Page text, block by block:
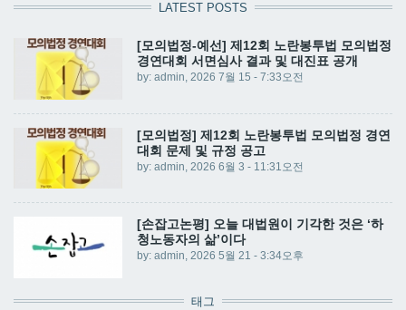
LATEST POSTS
[모의법정-예선] 제12회 노란봉투법 모의법정
경연대회 서면심사 결과 및 대진표 공개
by: admin, 2026 7월 15 - 7:33오전
[모의법정] 제12회 노란봉투법 모의법정 경연
대회 문제 및 규정 공고
by: admin, 2026 6월 3 - 11:31오전
[손잡고논평] 오늘 대법원이 기각한 것은 ‘하
청노동자의 삶’이다
by: admin, 2026 5월 21 - 3:34오후
태그